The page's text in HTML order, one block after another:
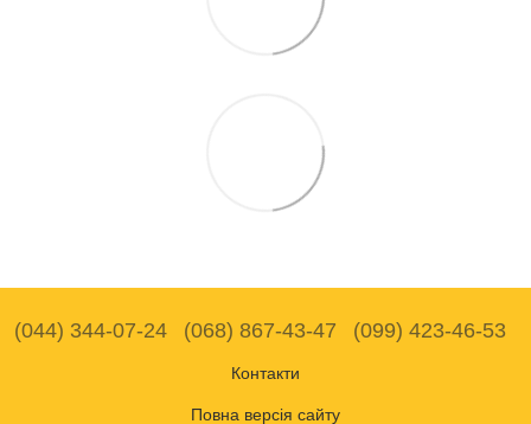
(044) 344-07-24 (068) 867-43-47 (099) 423-46-53
Контакти
Повна версія сайту